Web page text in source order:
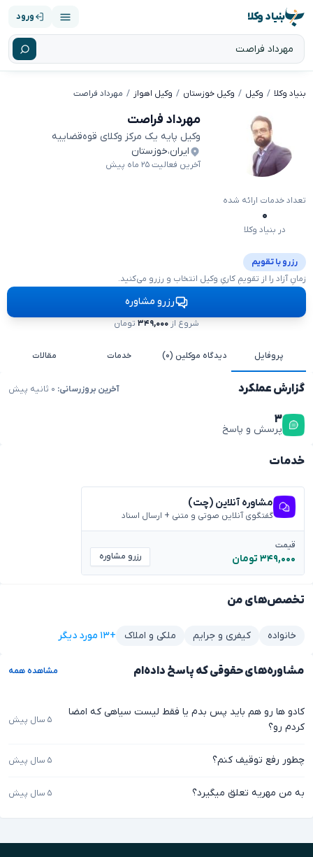
بنیاد وکلا ورود
بنیاد وکلا وکیل وکیل خوزستان وکیل اهواز مهرداد فراصت
مهرداد فراصت
وکیل پایه یک مرکز وکلای قوه‌قضاییه
ایران،خوزستان
آخرین فعالیت ۲۵ ماه پیش
تعداد خدمات ارائه شده
۰
در بنیاد وکلا
رزرو با تقویم
زمانِ آزاد را از تقویمِ کاریِ وکیل انتخاب و رزرو می‌کنید.
رزرو مشاوره
شروع از ۳۴۹,۰۰۰تومان
پروفایل دیدگاه موکلین (۰) خدمات مقالات
گزارش عملکرد آخرین بروزرسانی:
۳
پرسش و پاسخ
تخصص‌های من
خانواده کیفری و جرایم ملکی و املاک +۱۳ مورد دیگر
خدمات
مشاوره آنلاین (چت)
گفتگوی آنلاین صوتی و متنی + ارسال اسناد
قیمت
۳۴۹,۰۰۰ تومان رزرو مشاوره
مشاوره‌های حقوقی که پاسخ داده‌ام مشاهده همه
کادو ها رو هم باید پس بدم یا فقط لیست سیاهی که امضا
کردم رو؟
۵ سال پیش
چطور رفع توقیف کنم؟ ۵ سال پیش
به من مهریه تعلق میگیرد؟ ۵ سال پیش